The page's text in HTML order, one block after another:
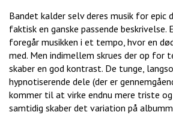
Bandet kalder selv deres musik for epic
faktisk en ganske passende
foregår musikken i et tempo, hvor en
med. Men indimellem skrues der op for
skaber en god kontrast. De tunge,
hypnotiserende dele (der er
kommer til at virke endnu mere triste
samtidig skaber det variation på